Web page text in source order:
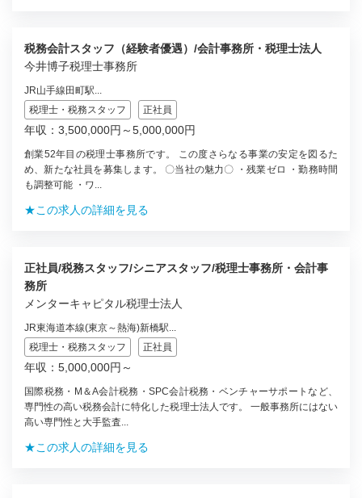
税務会計スタッフ（経験者優遇）/会計事務所・税理士法人
今井博子税理士事務所
JR山手線田町駅...
税理士・税務スタッフ
正社員
年収：3,500,000円～5,000,000円
創業52年目の税理士事務所です。 この度さらなる事業の安定を図るた
め、新たな社員を募集します。 〇当社の魅力〇 ・残業ゼロ ・勤務時間
も調整可能 ・ワ...
★この求人の詳細を見る
正社員/税務スタッフ/シニアスタッフ/税理士事務所・会計事
務所
メンターキャピタル税理士法人
JR東海道本線(東京～熱海)新橋駅...
税理士・税務スタッフ
正社員
年収：5,000,000円～
国際税務・M＆A会計税務・SPC会計税務・ベンチャーサポートなど、
専門性の高い税務会計に特化した税理士法人です。 一般事務所にはない
高い専門性と大手監査...
★この求人の詳細を見る